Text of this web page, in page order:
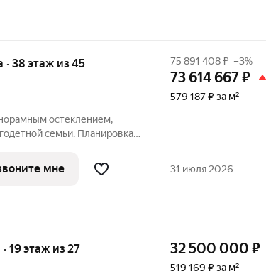
· 38 этаж из 45
остеклением,
семьи. Планировка
пространство для
75 891 408₽ –3%
73 614 667₽
579 187 ₽ за м²
мне 31 июля 2026
19 этаж из 27 32 500 000 ₽
519 169 ₽ за м²